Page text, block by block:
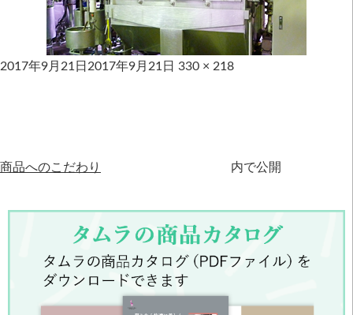
2017年9月21日 2017年9月21日 330 × 218
商品へのこだわり 内で公開